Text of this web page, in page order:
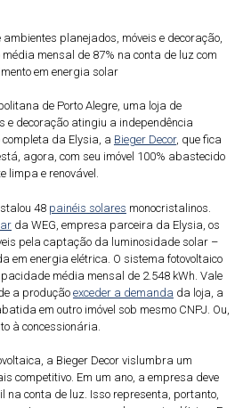
planejados, móveis e decoração,
mensal de 87% na conta de luz com
em energia solar
de Porto Alegre, uma loja de
e decoração atingiu a independência
da Elysia, a Bieger Decor, que fica
agora, com seu imóvel 100% abastecido
limpa e renovável.
48 painéis solares monocristalinos.
da WEG, empresa parceira da Elysia, os
pela captação da luminosidade solar –
em energia elétrica. O sistema fotovoltaico
média mensal de 2.548 kWh. Vale
a produção exceder a demanda da loja, a
em outro imóvel sob mesmo CNPJ. Ou,
à concessionária.
a Bieger Decor vislumbra um
competitivo. Em um ano, a empresa deve
na conta de luz. Isso representa, portanto,